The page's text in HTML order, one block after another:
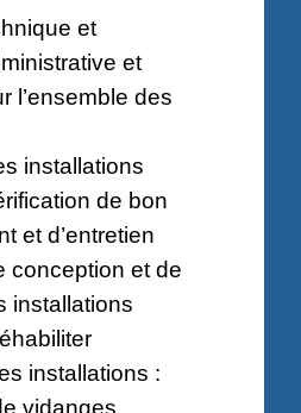
et
et
l’ensemble des
installations
de bon
et d’entretien
conception et de
installations
installations :
vidanges